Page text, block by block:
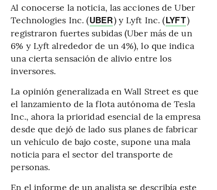
Al conocerse la noticia, las acciones de Uber
Technologies Inc. (UBER) y Lyft Inc. (LYFT)
registraron fuertes subidas (Uber más de un
6% y Lyft alrededor de un 4%), lo que indica
una cierta sensación de alivio entre los
inversores.
La opinión generalizada en Wall Street es que
el lanzamiento de la flota autónoma de Tesla
Inc., ahora la prioridad esencial de la empresa
desde que dejó de lado sus planes de fabricar
un vehículo de bajo coste, supone una mala
noticia para el sector del transporte de
personas.
En el informe de un analista se describía este